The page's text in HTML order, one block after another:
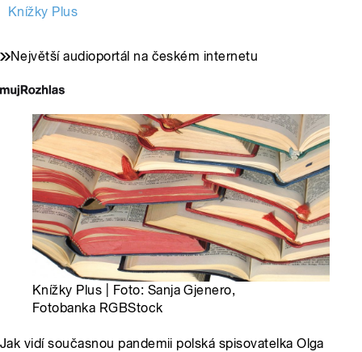
Knížky Plus
Největší audioportál na českém internetu
Knížky Plus | Foto: Sanja Gjenero,
Fotobanka RGBStock
Jak vidí současnou pandemii polská spisovatelka Olga